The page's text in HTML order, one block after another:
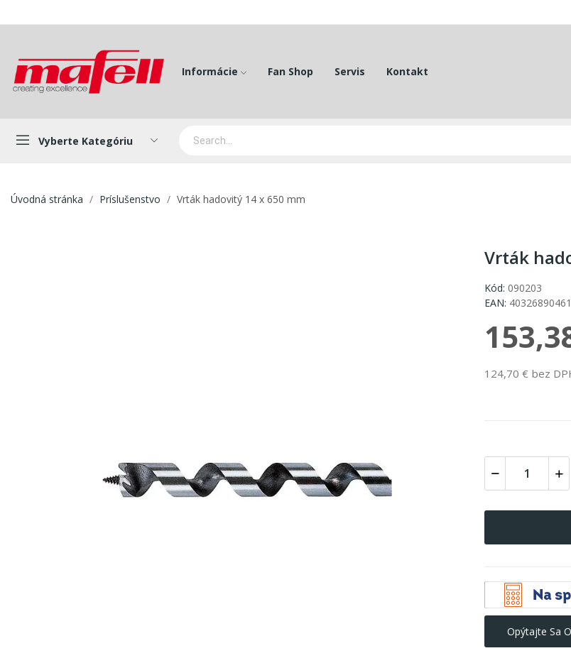
Informácie Fan Shop Servis Kontakt
Vyberte Kategóriu
Úvodná stránka Príslušenstvo Vrták hadovitý 14 x 650 mm
Vrták
Kód: 090203
EAN:
124,70 € bez
Opýtajte Sa